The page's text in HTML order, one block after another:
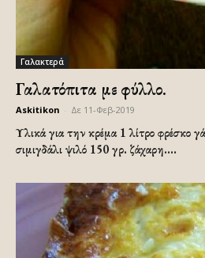
Γαλακτερά
Γαλατόπιτα με φύλλο.
Askitikon Δε 11-Φεβ-2019
Υλικά για την κρέμα 1 λίτρο φρέσκο
σιμιγδάλι ψιλό 150 γρ. ζάχαρη....